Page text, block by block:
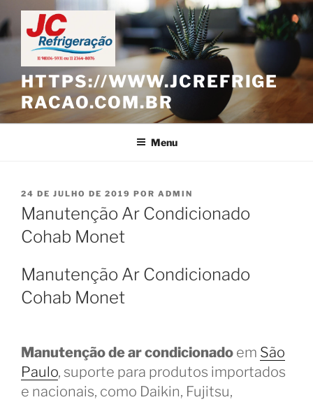
Pular
para
o
conteúdo
HTTPS://WWW.JCREFRIGE
RACAO.COM.BR
Menu
PUBLICADO
EM
24 DE JULHO DE 2019 POR ADMIN
Manutenção Ar Condicionado
Cohab Monet
Manutenção Ar Condicionado
Cohab Monet
Manutenção de ar condicionado em São
Paulo, suporte para produtos importados
e nacionais, como Daikin, Fujitsu,